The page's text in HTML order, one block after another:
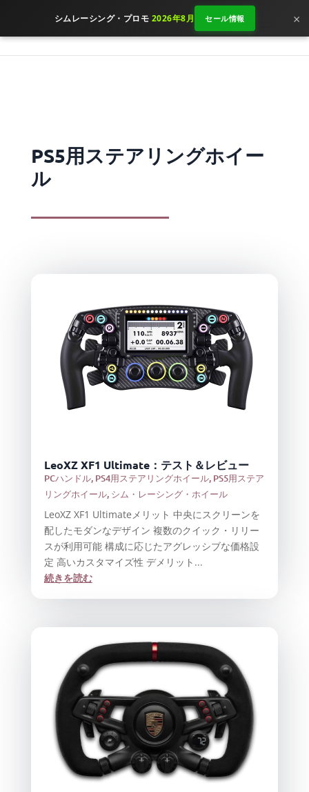
シムレーシング・プロモ 2026年8月 セール情報 ×
PS5用ステアリングホイー
ル
LeoXZ XF1 Ultimate：テスト＆レビュー
PCハンドル, PS4用ステアリングホイール, PS5用ステア
リングホイール, シム・レーシング・ホイール
LeoXZ XF1 Ultimateメリット 中央にスクリーンを
配したモダンなデザイン 複数のクイック・リリー
スが利用可能 構成に応じたアグレッシブな価格設
定 高いカスタマイズ性 デメリット...
続きを読む